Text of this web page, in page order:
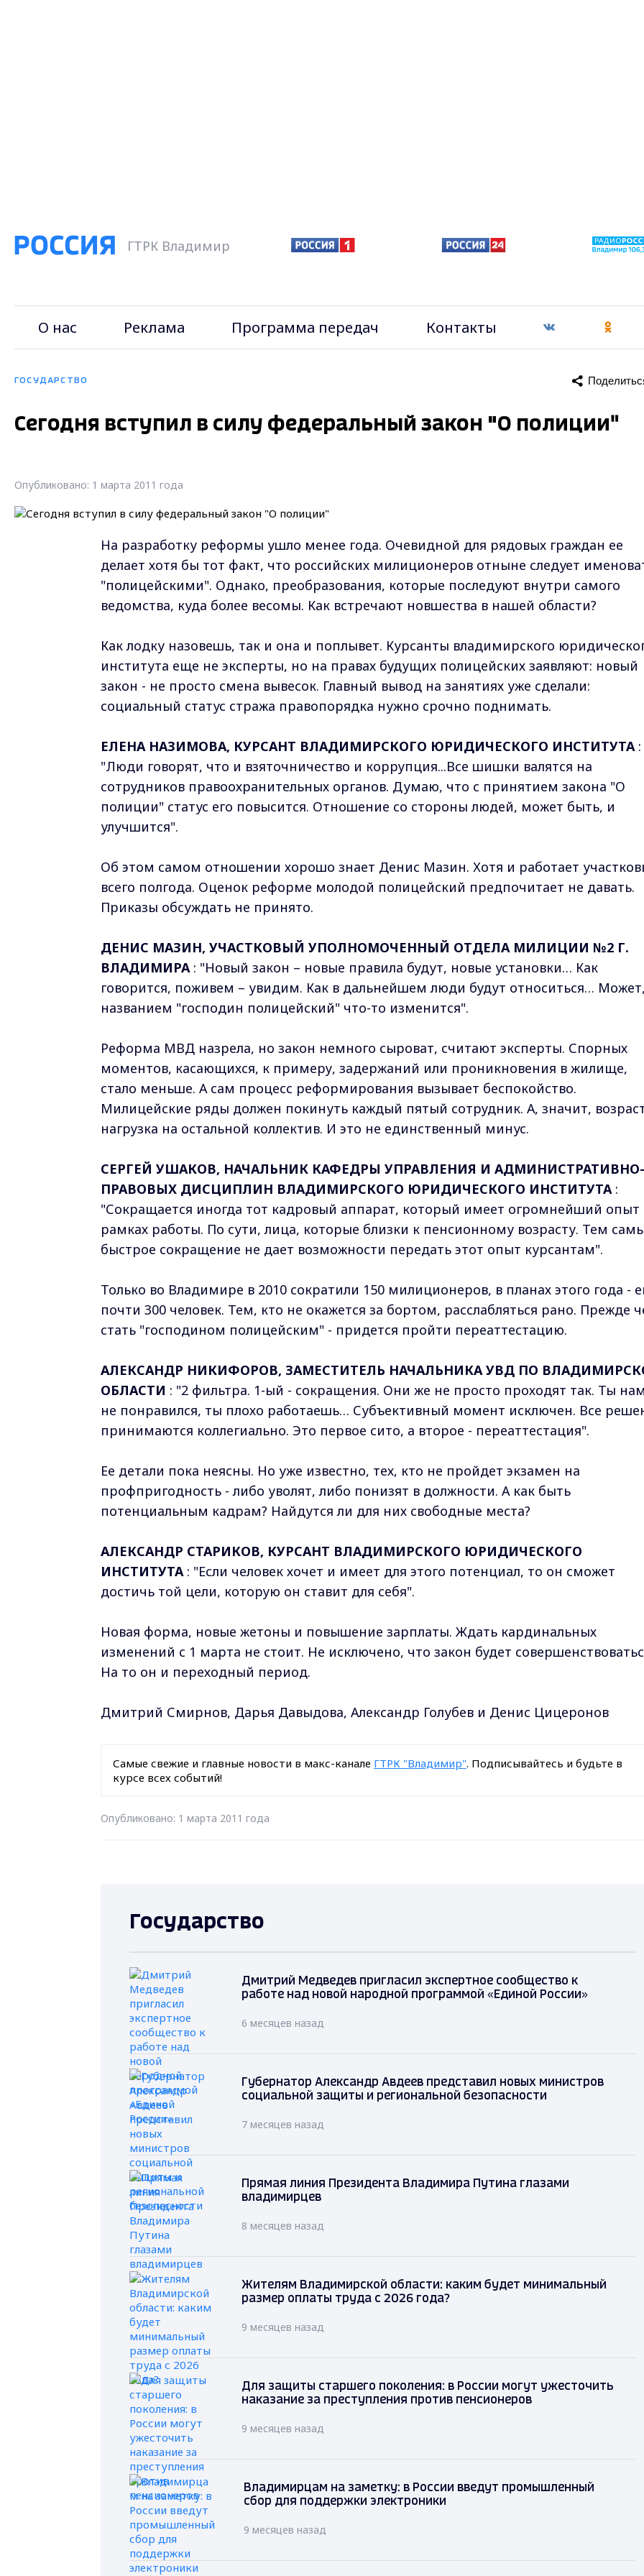
ГТРК Владимир
О нас Реклама Программа передач Контакты
ГОСУДАРСТВО
Сегодня вступил в силу федеральный закон "О полиции"
Опубликовано: 1 марта 2011 года
На разработку реформы ушло менее года. Очевидной для рядовых граждан ее
делает хотя бы тот факт, что российских милиционеров отныне следует
"полицейскими". Однако, преобразования, которые последуют внутри самого
ведомства, куда более весомы. Как встречают новшества в нашей области?
Как лодку назовешь, так и она и поплывет. Курсанты владимирского
института еще не эксперты, но на правах будущих полицейских заявляют: новый
закон - не просто смена вывесок. Главный вывод на занятиях уже сделали:
социальный статус стража правопорядка нужно срочно поднимать.
ЕЛЕНА НАЗИМОВА, КУРСАНТ ВЛАДИМИРСКОГО ЮРИДИЧЕСКОГО ИНСТИТУТА :
"Люди говорят, что и взяточничество и коррупция...Все шишки валятся на
сотрудников правоохранительных органов. Думаю, что с принятием закона "О
полиции" статус его повысится. Отношение со стороны людей, может быть, и
улучшится".
Об этом самом отношении хорошо знает Денис Мазин. Хотя и работает
всего полгода. Оценок реформе молодой полицейский предпочитает не давать.
Приказы обсуждать не принято.
ДЕНИС МАЗИН, УЧАСТКОВЫЙ УПОЛНОМОЧЕННЫЙ ОТДЕЛА МИЛИЦИИ №2 Г.
ВЛАДИМИРА : "Новый закон – новые правила будут, новые установки… Как
говорится, поживем – увидим. Как в дальнейшем люди будут относиться…
названием "господин полицейский" что-то изменится".
Реформа МВД назрела, но закон немного сыроват, считают эксперты. Спорных
моментов, касающихся, к примеру, задержаний или проникновения в жилище,
стало меньше. А сам процесс реформирования вызывает беспокойство.
Милицейские ряды должен покинуть каждый пятый сотрудник. А, значит,
нагрузка на остальной коллектив. И это не единственный минус.
СЕРГЕЙ УШАКОВ, НАЧАЛЬНИК КАФЕДРЫ УПРАВЛЕНИЯ И АДМИНИСТРАТИВНО-
ПРАВОВЫХ ДИСЦИПЛИН ВЛАДИМИРСКОГО ЮРИДИЧЕСКОГО ИНСТИТУТА :
"Сокращается иногда тот кадровый аппарат, который имеет огромнейший опыт
рамках работы. По сути, лица, которые близки к пенсионному возрасту. Тем
быстрое сокращение не дает возможности передать этот опыт курсантам".
Только во Владимире в 2010 сократили 150 милиционеров, в планах этого года -
почти 300 человек. Тем, кто не окажется за бортом, расслабляться рано. Прежде
стать "господином полицейским" - придется пройти переаттестацию.
АЛЕКСАНДР НИКИФОРОВ, ЗАМЕСТИТЕЛЬ НАЧАЛЬНИКА УВД ПО
ОБЛАСТИ : "2 фильтра. 1-ый - сокращения. Они же не просто проходят так. Ты
не понравился, ты плохо работаешь… Субъективный момент исключен. Все
принимаются коллегиально. Это первое сито, а второе - переаттестация".
Ее детали пока неясны. Но уже известно, тех, кто не пройдет экзамен на
профпригодность - либо уволят, либо понизят в должности. А как быть
потенциальным кадрам? Найдутся ли для них свободные места?
АЛЕКСАНДР СТАРИКОВ, КУРСАНТ ВЛАДИМИРСКОГО ЮРИДИЧЕСКОГО
ИНСТИТУТА : "Если человек хочет и имеет для этого потенциал, то он сможет
достичь той цели, которую он ставит для себя".
Новая форма, новые жетоны и повышение зарплаты. Ждать кардинальных
изменений с 1 марта не стоит. Не исключено, что закон будет
На то он и переходный период.
Дмитрий Смирнов, Дарья Давыдова, Александр Голубев и Денис Цицеронов
Самые свежие и главные новости в макс-канале ГТРК "Владимир". Подписывайтесь и будьте в
курсе всех событий!
Опубликовано: 1 марта 2011 года
Государство
Дмитрий Медведев пригласил экспертное сообщество к
работе над новой народной программой «Единой России»
6 месяцев назад
Губернатор Александр Авдеев представил новых министров
социальной защиты и региональной безопасности
7 месяцев назад
Прямая линия Президента Владимира Путина глазами
владимирцев
8 месяцев назад
Жителям Владимирской области: каким будет минимальный
размер оплаты труда с 2026 года?
9 месяцев назад
Для защиты старшего поколения: в России могут ужесточить
наказание за преступления против пенсионеров
9 месяцев назад
Владимирцам на заметку: в России введут промышленный
сбор для поддержки электроники
9 месяцев назад